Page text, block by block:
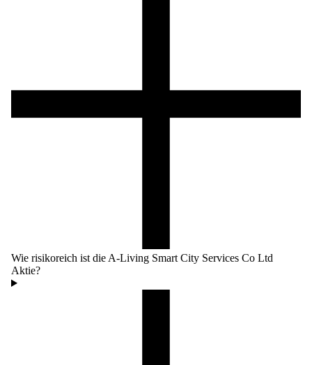
Wie risikoreich ist die A-Living Smart City Services Co Ltd
Aktie?